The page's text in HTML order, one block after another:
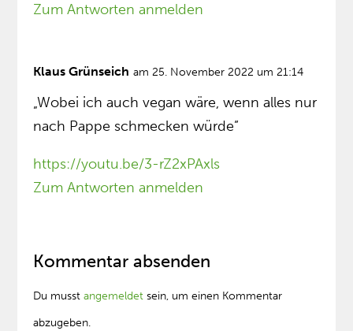
Zum Antworten anmelden
Klaus Grünseich am 25. November 2022 um 21:14
„Wobei ich auch vegan wäre, wenn alles nur
nach Pappe schmecken würde”
https://youtu.be/3-rZ2xPAxls
Zum Antworten anmelden
Kommentar absenden
Du musstangemeldet sein, um einen Kommentar
abzugeben.